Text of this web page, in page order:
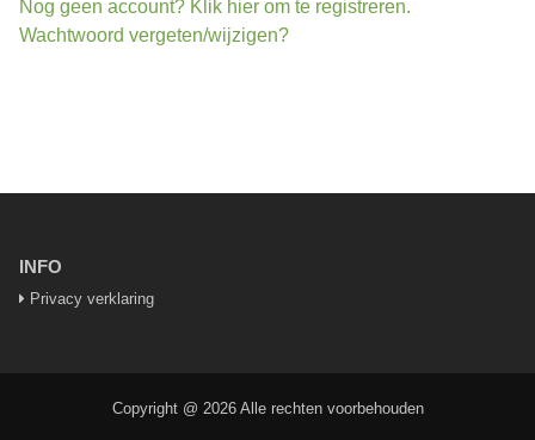
Nog geen account? Klik hier om te registreren.
Wachtwoord vergeten/wijzigen?
INFO
Privacy verklaring
Copyright @ 2026 Alle rechten voorbehouden